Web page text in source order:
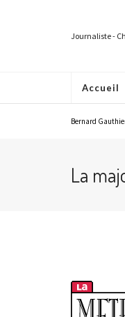
Journaliste -
Accueil
Bernard
La